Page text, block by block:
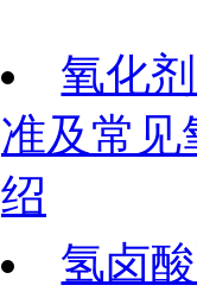
氧化
准及常见
绍
氢卤